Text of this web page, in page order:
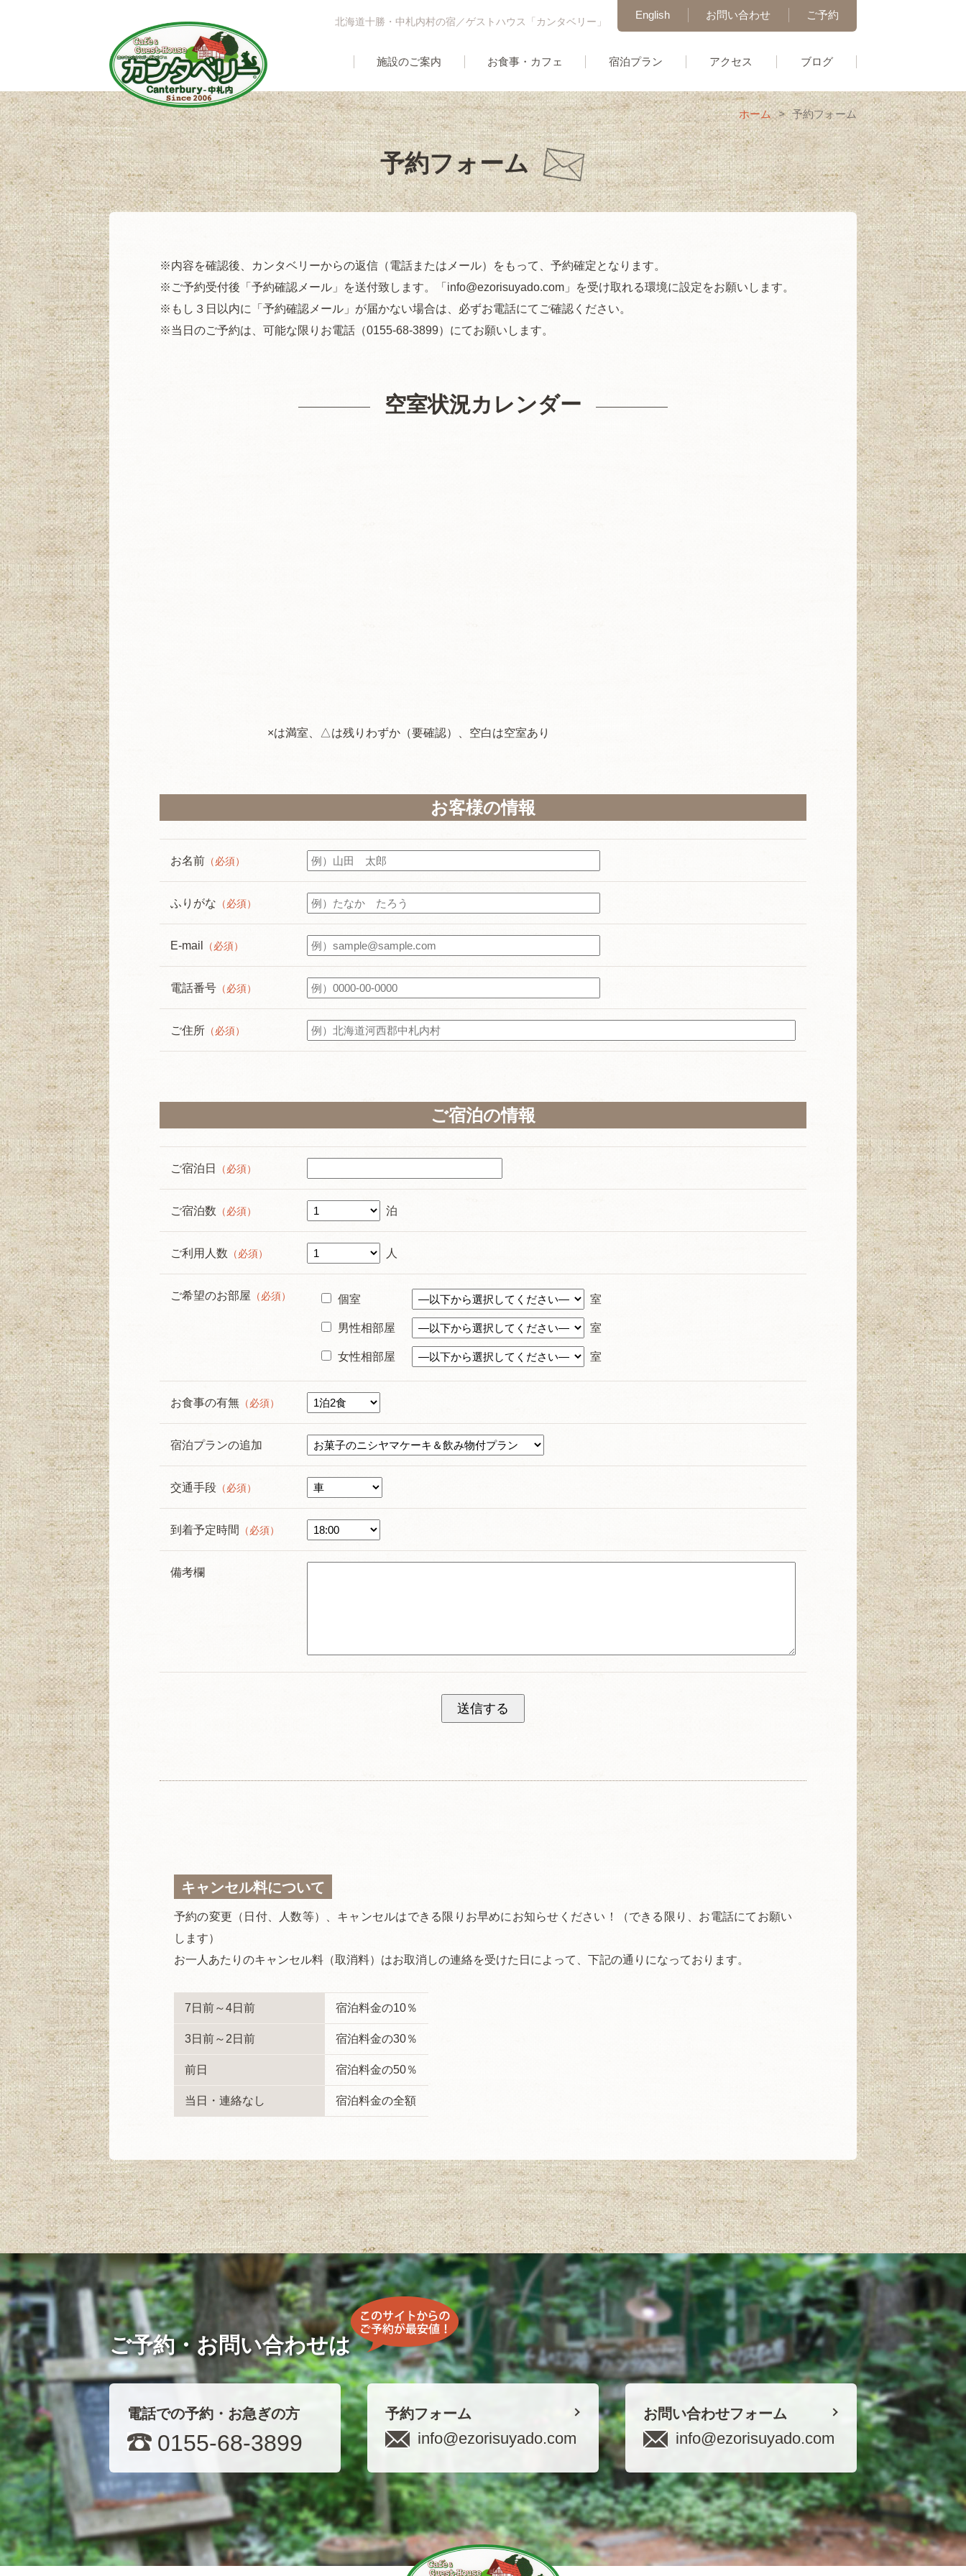
ご予約
お問い合わせ
English
北海道十勝・中札内村の宿／ゲストハウス「カンタベリー」
施設のご案内 お食事・カフェ 宿泊プラン アクセス ブログ
ホーム > 予約フォーム
予約フォーム
※内容を確認後、カンタベリーからの返信（電話またはメール）をもって、予約確定となります。
※ご予約受付後「予約確認メール」を送付致します。「 info@ezorisuyado.com」を受け取れる環境に設定をお願いします。
※もし３日以内に「予約確認メール」が届かない場合は、必ずお電話にてご確認ください。
※当日のご予約は、可能な限りお電話（0155-68-3899）にてお願いします。
空室状況カレンダー
×は満室、△は残りわずか（要確認）、空白は空室あり
お客様の情報
お名前 （必須）
ふりがな （必須）
E-mail （必須）
電話番号 （必須）
ご住所 （必須）
ご宿泊の情報
ご宿泊日 （必須）
ご宿泊数 （必須） 泊
ご利用人数 （必須） 人
ご希望のお部屋 （必須） 個室 室
男性相部屋 室
女性相部屋 室
お食事の有無 （必須）
宿泊プランの追加
交通手段 （必須）
到着予定時間 （必須）
備考欄
キャンセル料について
予約の変更（日付、人数等）、キャンセルはできる限りお早めにお知らせください！（できる限り、お電話にてお願い
します）
お一人あたりのキャンセル料（取消料）はお取消しの連絡を受けた日によって、下記の通りになっております。
7日前～4日前 宿泊料金の10％
3日前～2日前 宿泊料金の30％
前日 宿泊料金の50％
当日・連絡なし 宿泊料金の全額
ご予約・お問い合わせは
電話での予約・お急ぎの方
0155-68-3899
予約フォーム
info@ezorisuyado.com
お問い合わせフォーム
info@ezorisuyado.com